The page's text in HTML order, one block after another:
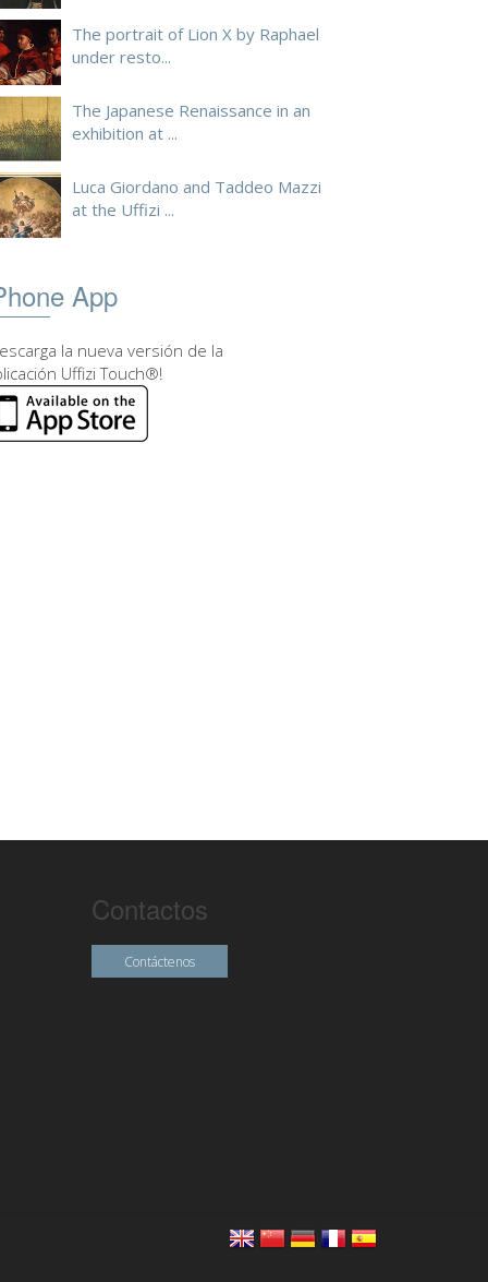
The portrait of Lion X by Raphael
under resto...
The Japanese Renaissance in an
exhibition at ...
Luca Giordano and Taddeo Mazzi
at the Uffizi ...
App
la nueva versión de la
Uffizi Touch®!
Contactos
Contáctenos